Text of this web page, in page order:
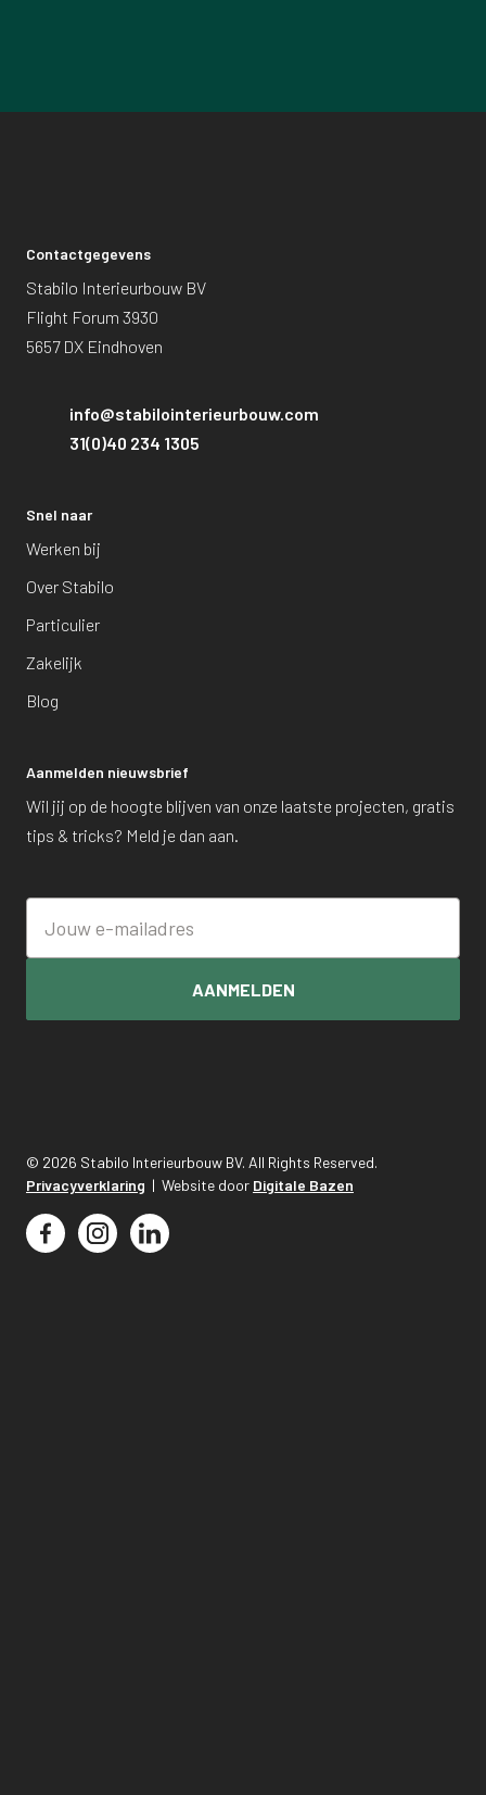
Contactgegevens
Stabilo Interieurbouw BV
Flight Forum 3930
5657 DX Eindhoven
info@stabilointerieurbouw.com
31(0)40 234 1305
Snel naar
Werken bij
Over Stabilo
Particulier
Zakelijk
Blog
Aanmelden nieuwsbrief
Wil jij op de hoogte blijven van onze laatste projecten, gratis
tips & tricks? Meld je dan aan.
© 2026 Stabilo Interieurbouw BV. All Rights Reserved.
Privacyverklaring | Website door Digitale Bazen